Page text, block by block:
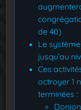
de 40)
Le
jusqu’au
Ces
octroyer 1
terminées :